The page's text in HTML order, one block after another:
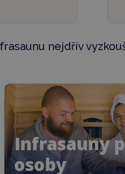
nejdřív
Infrasauny
osoby